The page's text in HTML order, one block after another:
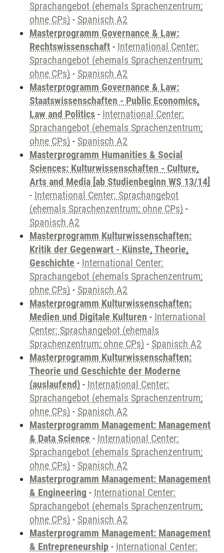
Sprachangebot (ehemals Sprachenzentrum;
ohne CPs) - Spanisch A2
Masterprogramm Governance & Law:
Rechtswissenschaft - International Center:
Sprachangebot (ehemals Sprachenzentrum;
ohne CPs) - Spanisch A2
Masterprogramm Governance & Law:
Staatswissenschaften - Public Economics,
Law and Politics - International Center:
Sprachangebot (ehemals Sprachenzentrum;
ohne CPs) - Spanisch A2
Masterprogramm Humanities & Social
Sciences: Kulturwissenschaften - Culture,
Arts and Media [ab Studienbeginn WS 13/14]
- International Center: Sprachangebot
(ehemals Sprachenzentrum; ohne CPs) -
Spanisch A2
Masterprogramm Kulturwissenschaften:
Kritik der Gegenwart - Künste, Theorie,
Geschichte - International Center:
Sprachangebot (ehemals Sprachenzentrum;
ohne CPs) - Spanisch A2
Masterprogramm Kulturwissenschaften:
Medien und Digitale Kulturen - International
Center: Sprachangebot (ehemals
Sprachenzentrum; ohne CPs) - Spanisch A2
Masterprogramm Kulturwissenschaften:
Theorie und Geschichte der Moderne
(auslaufend) - International Center:
Sprachangebot (ehemals Sprachenzentrum;
ohne CPs) - Spanisch A2
Masterprogramm Management: Management
& Data Science - International Center:
Sprachangebot (ehemals Sprachenzentrum;
ohne CPs) - Spanisch A2
Masterprogramm Management: Management
& Engineering - International Center:
Sprachangebot (ehemals Sprachenzentrum;
ohne CPs) - Spanisch A2
Masterprogramm Management: Management
& Entrepreneurship - International Center: